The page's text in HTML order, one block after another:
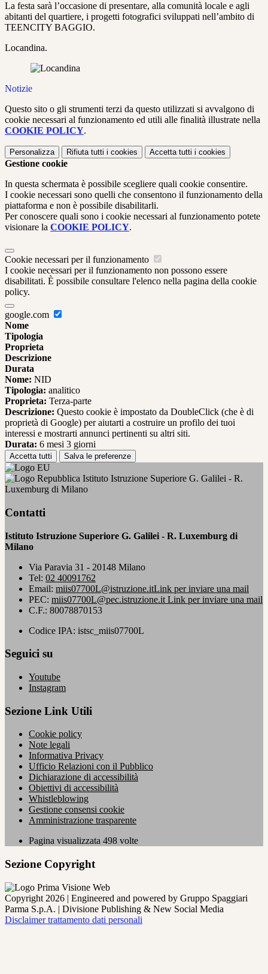
La festa sarà l’occasione di presentare, alla comunità locale e agli
abitanti del quartiere, i progetti fotografici sviluppati nell’ambito di
TEENCITY BAGGIO.
Locandina.
Notizie
Questo sito o gli strumenti terzi da questo utilizzati si avvalgono di
cookie necessari al funzionamento ed utili alle finalità illustrate nella
COOKIE POLICY.
Personalizza Rifiuta tutti i cookies Accetta tutti i cookies
Gestione cookie
In questa schermata è possibile scegliere quali cookie consentire.
I cookie necessari sono quelli che consentono il funzionamento della
piattaforma e non è possibile disabilitarli.
Per conoscere quali sono i cookie necessari al funzionamento potete
visionare la COOKIE POLICY.
Cookie necessari per il funzionamento
I cookie necessari per il funzionamento non possono essere
disabilitati. È possibile consultare l'elenco nella pagina della cookie
policy.
google.com
Nome
Tipologia
Proprieta
Descrizione
Durata
Nome: NID
Tipologia: analitico
Proprieta: Terza-parte
Descrizione: Questo cookie è impostato da DoubleClick (che è di
proprietà di Google) per aiutarti a costruire un profilo dei tuoi
interessi e mostrarti annunci pertinenti su altri siti.
Durata: 6 mesi 3 giorni
Accetta tutti Salva le preferenze
Istituto Istruzione Superiore G. Galilei - R.
Luxemburg di Milano
Contatti
Istituto Istruzione Superiore G. Galilei - R. Luxemburg di
Milano
Via Paravia 31 - 20148 Milano
Tel: 02 40091762
Email: miis07700L@istruzione.itLink per inviare una mail
PEC: miis07700L@pec.istruzione.it Link per inviare una mail
C.F.: 80078870153
Codice IPA: istsc_miis07700L
Seguici su
Youtube
Instagram
Sezione Link Utili
Cookie policy
Note legali
Informativa Privacy
Ufficio Relazioni con il Pubblico
Dichiarazione di accessibilità
Obiettivi di accessibilità
Whistleblowing
Gestione consensi cookie
Amministrazione trasparente
Pagina visualizzata 498 volte
Sezione Copyright
Copyright 2026 | Engineered and powered by Gruppo Spaggiari
Parma S.p.A. | Divisione Publishing & New Social Media
Disclaimer trattamento dati personali